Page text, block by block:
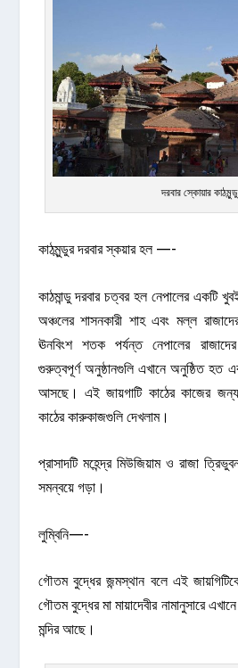
দরবার স্কোয়ার কাঠমুন্ডু
কাঠমুন্ডুর দরবার স্কয়ার হল —-
কাঠমান্ডু দরবার চত্বর হল নেপালের একটি
অঞ্চলের শাসনকারী শাহ এবং মল্ল
ঊনবিংশ শতক পর্যন্ত নেপালের
গুরুত্বপূর্ণ অনুষ্ঠানগুলি এখানে অনুষ্ঠিত
আসছে। এই জায়গাটি কাঠের কাজের
কাঠের কারুকাজগুলি দেখলাম।
প্রাসাদটি মহেন্দ্র মিউজিয়াম ও রাজা
সমন্বয়ে গড়া।
লুম্বিনি—-
গৌতম বুদ্ধের জন্মস্থান বলে এই
গৌতম বুদ্ধের মা মায়াদেবীর নামানুসারে এখানে
মন্দির আছে।